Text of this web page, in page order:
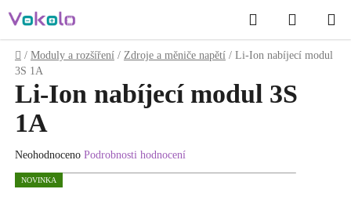
na
obsah
Hledat
KOŠÍK
Domů
/ Moduly a rozšíření / Zdroje a měniče napětí / Li-Ion nabíjecí modul
3S 1A
Li-Ion nabíjecí modul 3S
1A
Průměrné
hodnocení
produktu
Neohodnoceno Podrobnosti hodnocení
NOVINKA